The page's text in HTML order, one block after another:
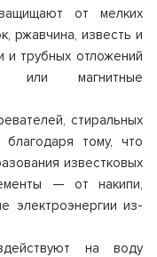
от мелких
ржавчина, известь и
и трубных отложений
или магнитные
стиральных
тому, что
известковых
— от накипи,
электроэнергии из-
на воду